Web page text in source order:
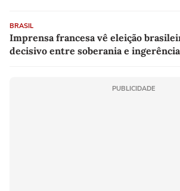
BRASIL
Imprensa francesa vê eleição
decisivo entre soberania e
PUBLICIDADE